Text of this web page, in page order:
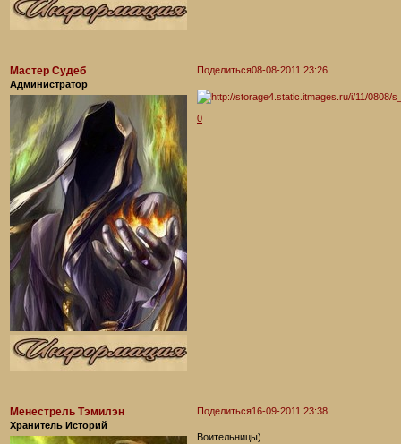
Поделиться08-08-2011 23:26
Мастер Судеб
Администратор
0
Поделиться16-09-2011 23:38
Менестрель Тэмилэн
Хранитель Историй
Воительницы)